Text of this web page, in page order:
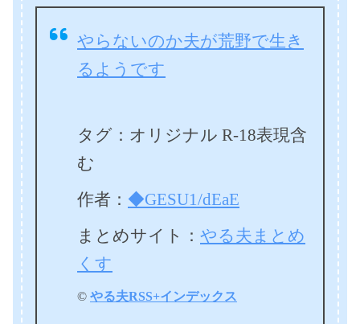
やらないのか夫が荒野で生き
るようです
タグ：オリジナル R-18表現含
む
作者： ◆GESU1/dEaE
まとめサイト： やる夫まとめ
くす
© やる夫RSS+インデックス